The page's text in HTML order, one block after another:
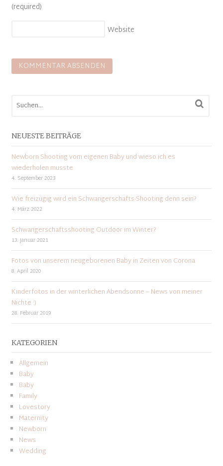
(required)
Website
NEUESTE BEITRÄGE
Newborn Shooting vom eigenen Baby und wieso ich es
wiederholen musste
4. September 2023
Wie freizügig wird ein Schwangerschafts-Shooting denn sein?
4. März 2022
Schwangerschaftsshooting Outdoor im Winter?
13. Januar 2021
Fotos von unserem neugeborenen Baby in Zeiten von Corona
8. April 2020
Kinderfotos in der winterlichen Abendsonne – News von meiner
Nichte :)
28. Februar 2019
KATEGORIEN
Allgemein
Baby
Baby
Family
Lovestory
Maternity
Newborn
News
Wedding